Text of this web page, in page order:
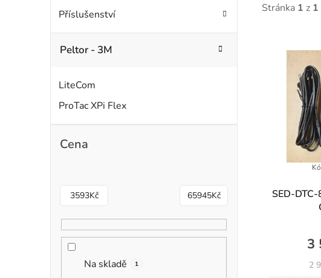
Příslušenství
Peltor - 3M
LiteCom
ProTac XPi Flex
Cena
3593Kč 65945Kč
Na skladě 1
Stránka 1 z 1
SED-
2
3